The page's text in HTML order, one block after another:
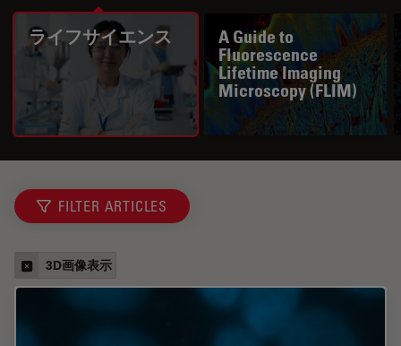
ライフサイエンス
A Guide to
Fluorescence
Lifetime Imaging
Microscopy (FLIM)
FILTER ARTICLES
3D画像表示